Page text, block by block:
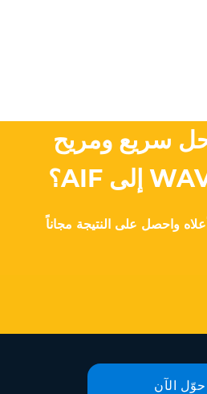
سريع ومريح
واحصل على النتيجة مجاناً
حوّل الآن